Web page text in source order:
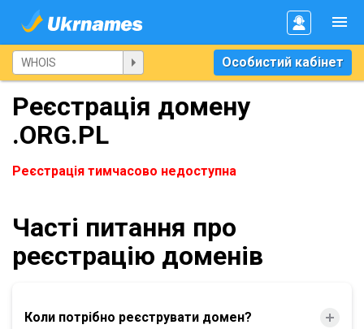
Особистий кабінет
Реєстрація домену
.ORG.PL
Реєстрація тимчасово недоступна
Часті питання про
реєстрацію доменів
Коли потрібно реєструвати домен?